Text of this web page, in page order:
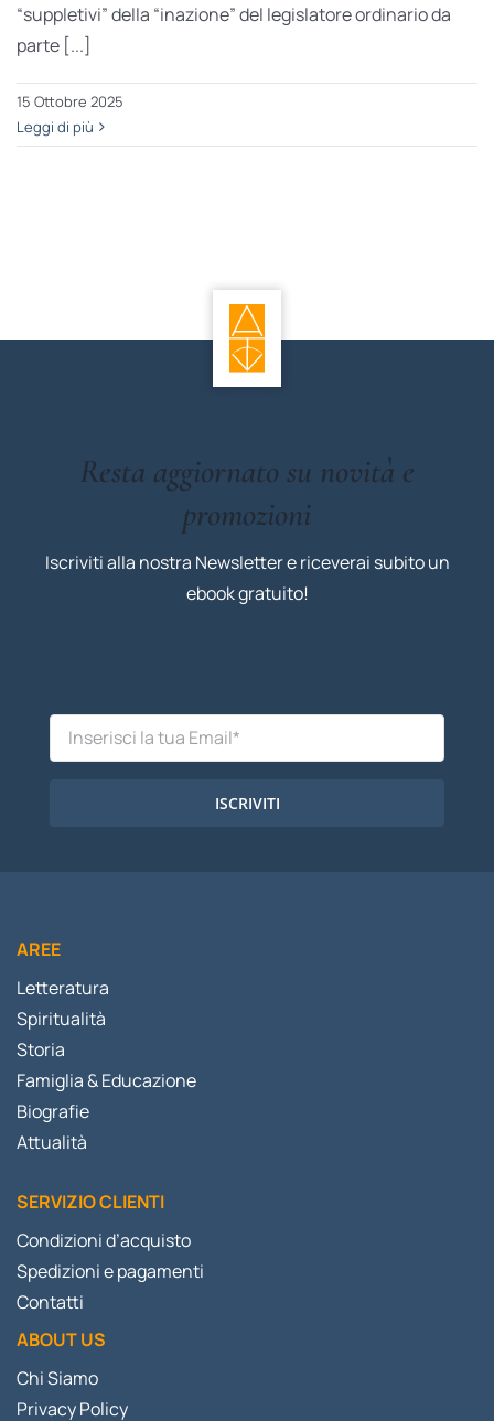
“suppletivi” della “inazione” del legislatore ordinario da
parte [...]
15 Ottobre 2025
Leggi di più
Resta aggiornato su novità e
promozioni
Iscriviti alla nostra Newsletter e riceverai subito un
ebook gratuito!
ISCRIVITI
AREE
Letteratura
Spiritualità
Storia
Famiglia & Educazione
Biografie
Attualità
SERVIZIO CLIENTI
Condizioni d’acquisto
Spedizioni e pagamenti
Contatti
ABOUT US
Chi Siamo
Privacy Policy